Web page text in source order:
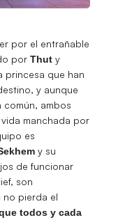
por el entrañable
por Thut y
princesa que han
y aunque
común, ambos
manchada por
es
y su
de funcionar
son
no pierda el
todos y cada